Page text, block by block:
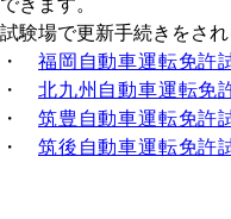
できます。
試験場で更新手続きをされ
・ 福岡自動車運転免許
・ 北九州自動車運転免
・ 筑豊自動車運転免許
・ 筑後自動車運転免許